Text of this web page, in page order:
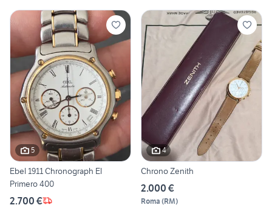
5
Ebel 1911 Chronograph El
Primero 400
2.700 €
4
Chrono Zenith
2.000 €
Roma (RM)